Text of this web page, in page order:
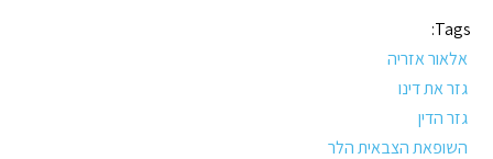
Tags:
אלאור אזריה
גזר את דינו
גזר הדין
השופאת הצבאית הלר